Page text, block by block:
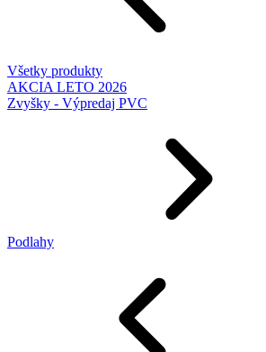
Všetky produkty
AKCIA LETO 2026
Zvyšky - Výpredaj PVC
Podlahy